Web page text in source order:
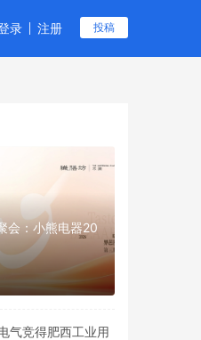
录 注册 投稿
会：小熊电器20
气竞得肥西工业用